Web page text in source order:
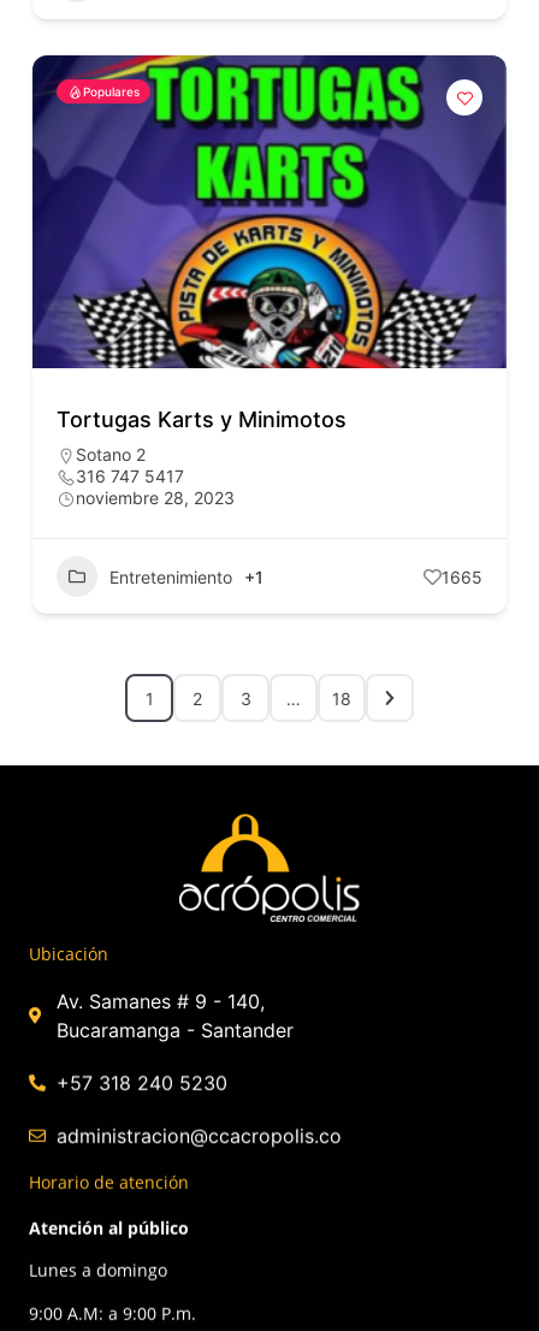
Populares
Tortugas Karts y Minimotos
Sotano 2
316 747 5417
noviembre 28, 2023
Entretenimiento +1 1665
1 2 3 … 18
Ubicación
Av. Samanes # 9 - 140,
Bucaramanga - Santander
+57 318 240 5230
administracion@ccacropolis.co
Horario de atención
Atención al público
Lunes a domingo
9:00 A.M: a 9:00 P.m.